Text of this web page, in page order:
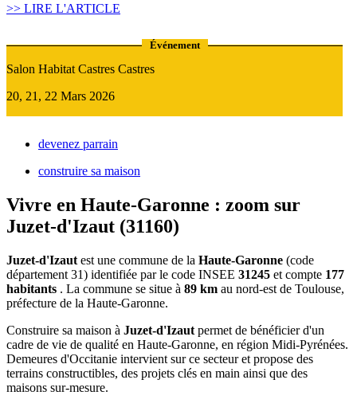
>> LIRE L'ARTICLE
Événement
Salon Habitat Castres Castres
20, 21, 22 Mars 2026
devenez parrain
construire sa maison
Vivre en Haute-Garonne : zoom sur
Juzet-d'Izaut (31160)
Juzet-d'Izaut est une commune de la Haute-Garonne (code
département 31) identifiée par le code INSEE 31245 et compte 177
habitants . La commune se situe à 89 km au nord-est de Toulouse,
préfecture de la Haute-Garonne.
Construire sa maison à Juzet-d'Izaut permet de bénéficier d'un
cadre de vie de qualité en Haute-Garonne, en région Midi-Pyrénées.
Demeures d'Occitanie intervient sur ce secteur et propose des
terrains constructibles, des projets clés en main ainsi que des
maisons sur-mesure.